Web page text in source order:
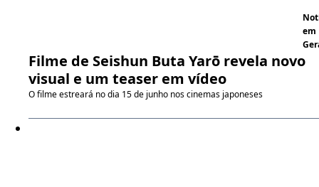
em
Filme de Seishun Buta Yarō revela novo
visual e um teaser em vídeo
O filme estreará no dia 15 de junho nos cinemas japoneses